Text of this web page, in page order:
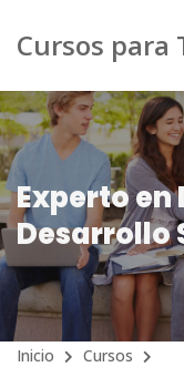
Cursos para
Experto
Desarrollo
Inicio
Cursos